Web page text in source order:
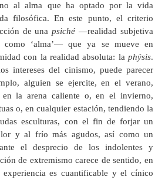
al alma que ha optado por la vida
filosófica. En este punto, el criterio
de unapsiché —realidad subjetiva
como ‘alma’— que ya se mueve en
con la realidad absoluta: la phýsis.
intereses del cinismo, puede parecer
alguien se ejercite, en el verano,
en la arena caliente o, en el invierno,
o, en cualquier estación, tendiendo la
esculturas, con el fin de forjar un
y al frío más agudos, así como un
el desprecio de los indolentes y
de extremismo carece de sentido, en
es cuantificable y el cínico